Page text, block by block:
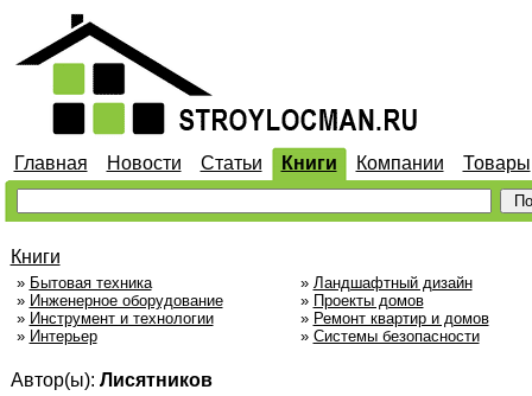
Главная Новости Статьи Книги Компании Товары
Книги
» Бытовая техника
» Инженерное оборудование
» Инструмент и технологии
» Интерьер
» Ландшафтный дизайн
» Проекты домов
» Ремонт квартир и домов
» Системы безопасности
Автор(ы): Лисятников